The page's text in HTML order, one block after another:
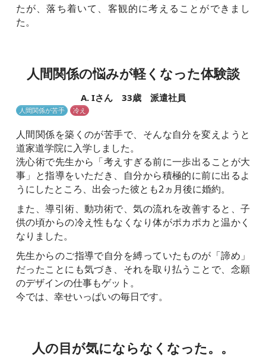
たが、落ち着いて、客観的に考えることができまし
た。
人間関係の悩みが軽くなった体験談
A. Iさん 33歳 派遣社員
人間関係が苦手 冷え
人間関係を築くのが苦手で、そんな自分を変えようと
道家道学院に入学しました。
洗心術で先生から「考えすぎる前に一歩出ることが大
事」と指導をいただき、自分から積極的に前に出るよ
うにしたところ、出会った彼とも2ヵ月後に婚約。
また、導引術、動功術で、気の流れを改善すると、子
供の頃からの冷え性もなくなり体がポカポカと温かく
なりました。
先生からのご指導で自分を縛っていたものが「諦め」
だったことにも気づき、それを取り払うことで、念願
のデザインの仕事もゲット。
今では、幸せいっぱいの毎日です。
人の目が気にならなくなった。。